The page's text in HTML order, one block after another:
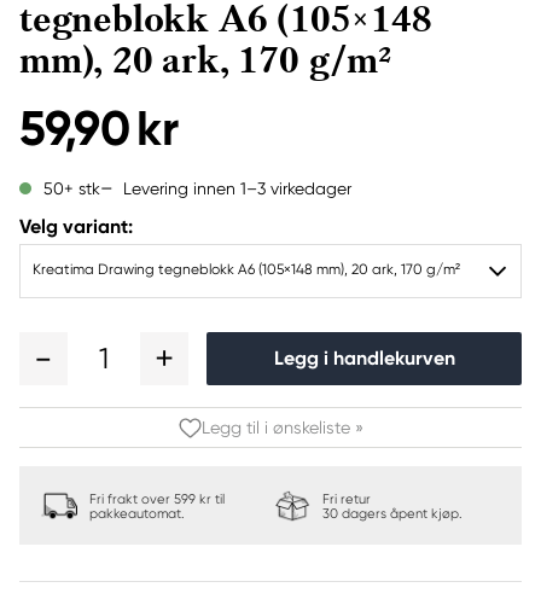
tegneblokk A6 (105×148
mm), 20 ark, 170 g/m²
59,90 kr
50+ stk Levering innen 1–3 virkedager
Velg variant:
Kreatima Drawing tegneblokk A6 (105×148 mm), 20 ark, 170 g/m²
1 Legg i handlekurven
Legg til i ønskeliste »
Fri frakt over 599 kr til
pakkeautomat.
Fri retur
30 dagers åpent kjøp.